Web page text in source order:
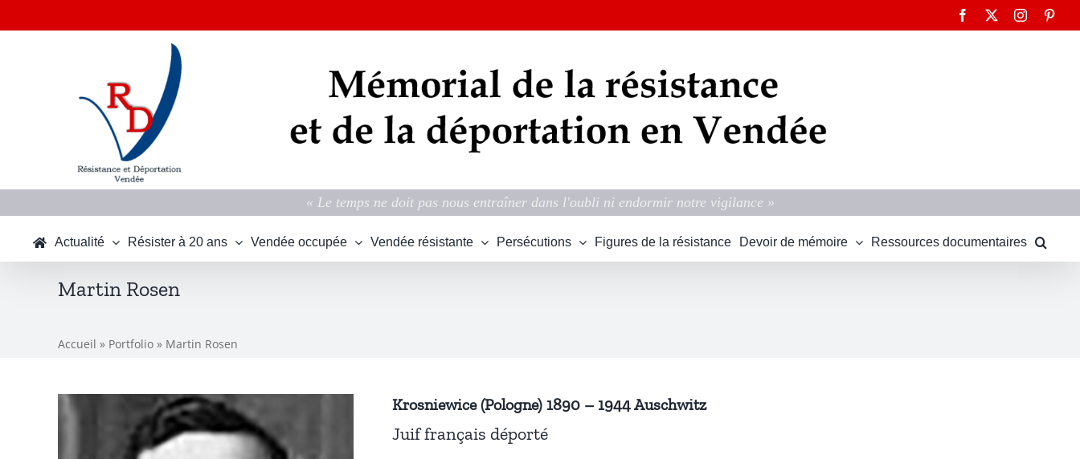
au
Facebook Instagram
« Le temps ne doit pas nous entraîner dans l'oubli ni endormir notre vigilance »
Actualité Résister à 20 ans Vendée occupée Vendée résistante Persécutions Figures de la résistance Devoir de mémoire Ressources documentaires
Martin Rosen
Accueil » Portfolio » Martin Rosen
Krosniewice (Pologne) 1890 – 1944 Auschwitz
Juif français déporté